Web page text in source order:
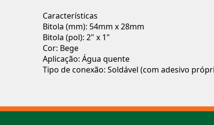
Características
Bitola (mm): 54mm x 28mm
Bitola (pol): 2" x 1"
Cor: Bege
Aplicação: Água quente
Tipo de conexão: Soldável (com adesivo